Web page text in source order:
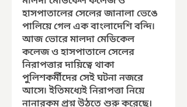
হাসপাতালের সেলের জানালা ভেঙে
পালিয়ে গেল এক বাংলাদেশি বন্দি৷
আজ ভোরে মালদা মেডিকেল
কলেজ ও হাসপাতালে সেলের
নিরাপত্তার দায়িত্বে থাকা
পুলিশকর্মীদের সেই ঘটনা নজরে
আসে৷ ইতিমধ্যেই নিরাপত্তা নিয়ে
নানারকম প্রশ্ন উঠতে শুরু করেছে।